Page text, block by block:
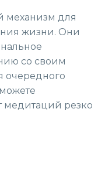
механизм для
жизни. Они
со своим
очередного
медитаций резко